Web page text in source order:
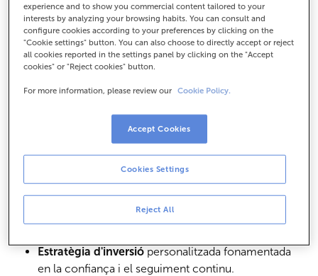
Els serveis de la nostra
Banca Privada
Obtingui assessorament especialitzat basat en tres
pilars d'exclusivitat i solvència tècnica:
amb formació tècnica avançada
Estratègia d'inversió personalitzada fonamentada
en la confiança i el seguiment continu.
experience and to show you commercial content tailored to your
interests by analyzing your browsing habits. You can consult and
configure cookies according to your preferences by clicking on the
"Cookie settings" button. You can also choose to directly accept or reject
all cookies reported in the settings panel by clicking on the "Accept
cookies" or "Reject cookies" button.
For more information, please review our Cookie Policy.
Reject All
Cookies Settings
Accept Cookies